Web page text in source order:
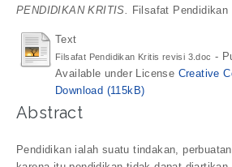
PENDIDIKAN KRITIS. Filsafat Pendidikan
Text
Filsafat Pendidikan Kritis revisi 3.doc -
Available under License Creative
Download (115kB)
Abstract
Pendidikan ialah suatu tindakan,